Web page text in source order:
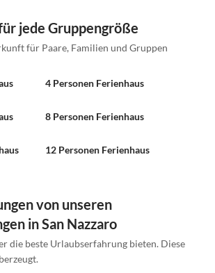
jede Gruppengröße
für Paare, Familien und Gruppen
4 Personen Ferienhaus
8 Personen Ferienhaus
12 Personen Ferienhaus
von unseren
in San Nazzaro
die beste Urlaubserfahrung bieten. Diese